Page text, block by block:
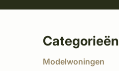
Categorieën
Modelwoningen